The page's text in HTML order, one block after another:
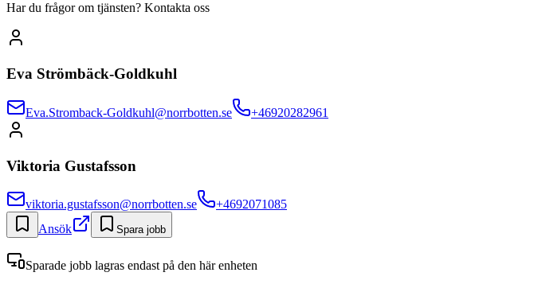
Har du frågor om tjänsten? Kontakta oss
Eva Strömbäck-Goldkuhl
Eva.Stromback-Goldkuhl@norrbotten.se +46920282961
Viktoria Gustafsson
viktoria.gustafsson@norrbotten.se
+4692071085
Ansök
Spara jobb
Sparade jobb lagras endast på den här enheten